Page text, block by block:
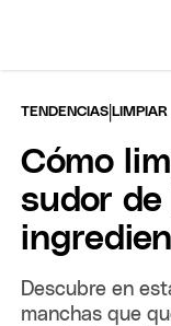
TENDENCIAS |LIMPIAR
Cómo
sudor
Descubre en
manchas que